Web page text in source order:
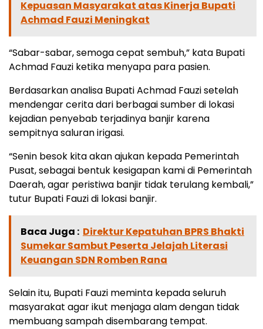
Kepuasan Masyarakat atas Kinerja Bupati
Achmad Fauzi Meningkat
“Sabar-sabar, semoga cepat sembuh,” kata Bupati
Achmad Fauzi ketika menyapa para pasien.
Berdasarkan analisa Bupati Achmad Fauzi setelah
mendengar cerita dari berbagai sumber di lokasi
kejadian penyebab terjadinya banjir karena
sempitnya saluran irigasi.
“Senin besok kita akan ajukan kepada Pemerintah
Pusat, sebagai bentuk kesigapan kami di Pemerintah
Daerah, agar peristiwa banjir tidak terulang kembali,”
tutur Bupati Fauzi di lokasi banjir.
Baca Juga : Direktur Kepatuhan BPRS Bhakti
Sumekar Sambut Peserta Jelajah Literasi
Keuangan SDN Romben Rana
Selain itu, Bupati Fauzi meminta kepada seluruh
masyarakat agar ikut menjaga alam dengan tidak
membuang sampah disembarang tempat.